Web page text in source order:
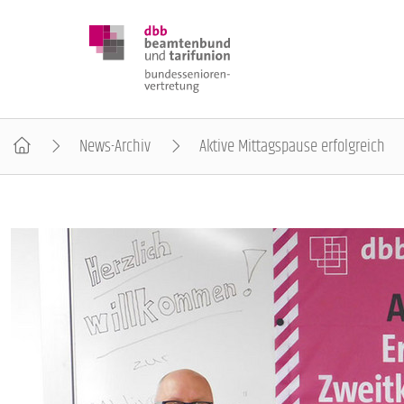
POSITIONEN
VERANSTALTUNGEN
PUBLIKATIONEN
News-Archiv Aktive Mittagspause erfolgreich